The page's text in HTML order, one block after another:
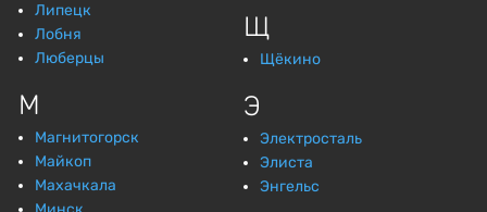
Липецк
Лобня
Люберцы
М
Магнитогорск
Майкоп
Махачкала
Щ
Щёкино
Э
Электросталь
Элиста
Энгельс